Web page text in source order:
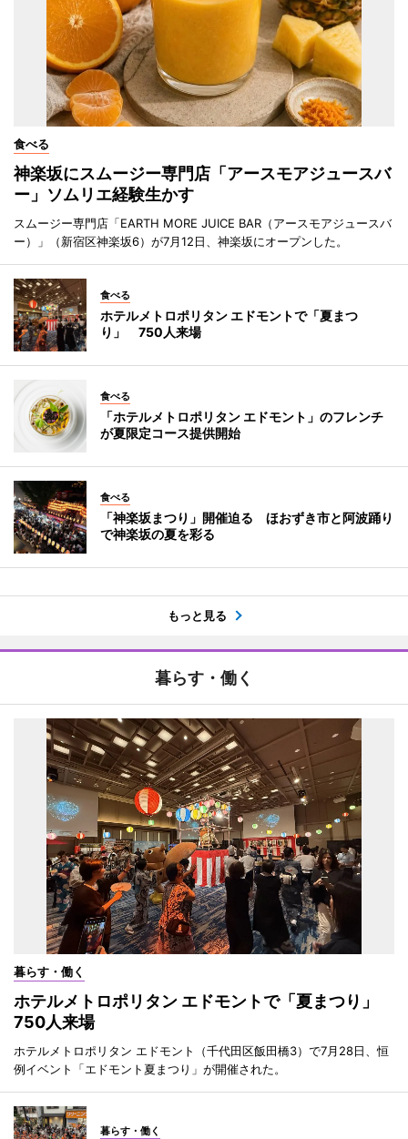
食べる
神楽坂にスムージー専門店「アースモアジュースバ
ー」ソムリエ経験生かす
スムージー専門店「EARTH MORE JUICE BAR（アースモアジュースバ
ー）」（新宿区神楽坂6）が7月12日、神楽坂にオープンした。
食べる
ホテルメトロポリタン エドモントで「夏まつ
り」 750人来場
食べる
「ホテルメトロポリタン エドモント」のフレンチ
が夏限定コース提供開始
食べる
「神楽坂まつり」開催迫る ほおずき市と阿波踊り
で神楽坂の夏を彩る
もっと見る
暮らす・働く
暮らす・働く
ホテルメトロポリタン エドモントで「夏まつり」
750人来場
ホテルメトロポリタン エドモント（千代田区飯田橋3）で7月28日、恒
例イベント「エドモント夏まつり」が開催された。
暮らす・働く